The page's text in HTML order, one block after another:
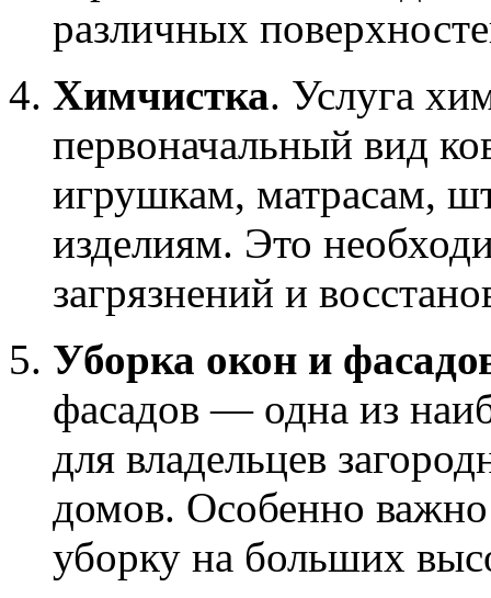
различных
Химчистка. Услуга
первоначальный вид
игрушкам, матрасам,
изделиям. Это
загрязнений и
Уборка окон и
фасадов — одна из
для владельцев
домов. Особенно
уборку на больших